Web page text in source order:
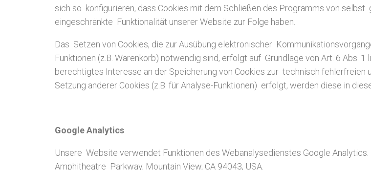
sich so konfigurieren, dass Cookies mit dem Schließen des Programms von selbst
eingeschränkte Funktionalität unserer Website zur Folge haben.
Das Setzen von Cookies, die zur Ausübung elektronischer
Funktionen (z.B. Warenkorb) notwendig sind, erfolgt auf Grundlage von Art. 6 Abs.
berechtigtes Interesse an der Speicherung von Cookies zur technisch
Setzung anderer Cookies (z.B. für Analyse-Funktionen) erfolgt, werden diese in
Google Analytics
Unsere Website verwendet Funktionen des Webanalysedienstes Google
Amphitheatre Parkway, Mountain View, CA 94043, USA.